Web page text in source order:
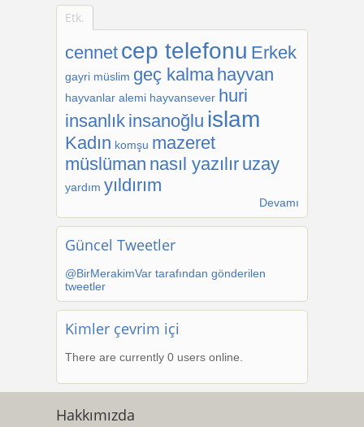
Etk.
cennet cep telefonu Erkek
gayri müslim geç kalma hayvan
hayvanlar alemi hayvansever huri
insanlık insanoğlu islam
Kadın komşu mazeret
müslüman nasıl yazılır uzay
yardım yıldırım
Devamı
Güncel Tweetler
@BirMerakimVar tarafından gönderilen
tweetler
Kimler çevrim içi
There are currently 0 users online.
Hakkımızda